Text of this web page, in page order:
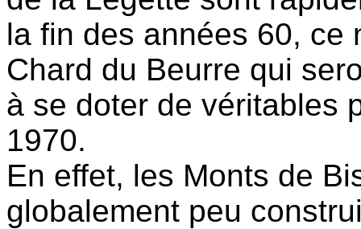
la fin des années 60, ce
Chard du Beurre qui
à se doter de véritables
1970.
En effet, les Monts de
globalement peu